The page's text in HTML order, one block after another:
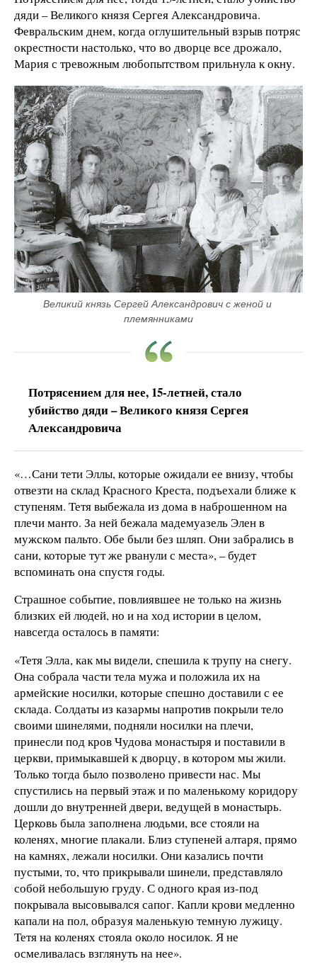
дяди – Великого князя Сергея Александровича.
Февральским днем, когда оглушительный взрыв потряс
окрестности настолько, что во дворце все дрожало,
Мария с тревожным любопытством прильнула к окну.
Великий князь Сергей Александрович с женой и
племянниками
Потрясением для нее, 15-летней, стало
убийство дяди – Великого князя Сергея
Александровича
«…Сани тети Эллы, которые ожидали ее внизу, чтобы
отвезти на склад Красного Креста, подъехали ближе к
ступеням. Тетя выбежала из дома в наброшенном на
плечи манто. За ней бежала мадемуазель Элен в
мужском пальто. Обе были без шляп. Они забрались в
сани, которые тут же рванули с места», – будет
вспоминать она спустя годы.
Страшное событие, повлиявшее не только на жизнь
близких ей людей, но и на ход истории в целом,
навсегда осталось в памяти:
«Тетя Элла, как мы видели, спешила к трупу на снегу.
Она собрала части тела мужа и положила их на
армейские носилки, которые спешно доставили с ее
склада. Солдаты из казармы напротив покрыли тело
своими шинелями, подняли носилки на плечи,
принесли под кров Чудова монастыря и поставили в
церкви, примыкавшей к дворцу, в котором мы жили.
Только тогда было позволено привести нас. Мы
спустились на первый этаж и по маленькому коридору
дошли до внутренней двери, ведущей в монастырь.
Церковь была заполнена людьми, все стояли на
коленях, многие плакали. Близ ступеней алтаря, прямо
на камнях, лежали носилки. Они казались почти
пустыми, то, что прикрывали шинели, представляло
собой небольшую груду. С одного края из-под
покрывала высовывался сапог. Капли крови медленно
капали на пол, образуя маленькую темную лужицу.
Тетя на коленях стояла около носилок. Я не
осмеливалась взглянуть на нее».